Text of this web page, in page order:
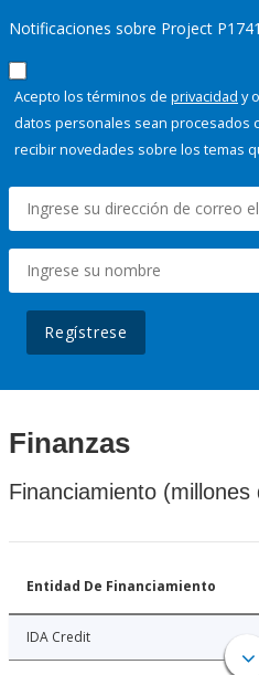
Notificaciones sobre Project
Acepto los términos de privacidad y
datos personales sean procesados
recibir novedades sobre los temas
Regístrese
Finanzas
Financiamiento (millones
Entidad De Financiamiento
IDA Credit